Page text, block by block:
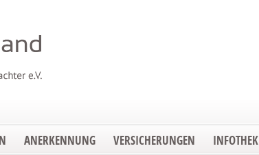
ANERKENNUNG VERSICHERUNGEN INFOTHEK